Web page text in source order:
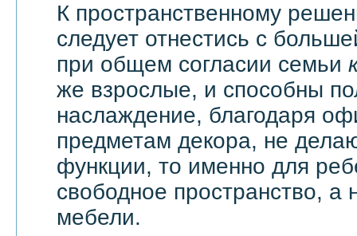
К пространственному
следует отнестись с
при общем согласии семьи
же взрослые, и способны
наслаждение, благодаря
предметам декора, не
функции, то именно для
свободное пространство, а
мебели.